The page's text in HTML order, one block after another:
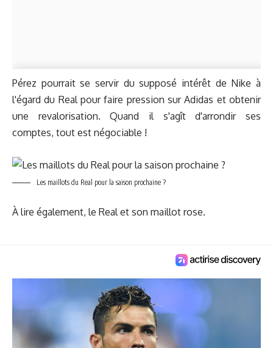
Pérez pourrait se servir du supposé intérêt de Nike à
l'égard du Real pour faire pression sur Adidas et obtenir
une revalorisation. Quand il s'agît d'arrondir ses
comptes, tout est négociable !
Les maillots du Real pour la saison prochaine ?
À lire également, le Real et son maillot rose.